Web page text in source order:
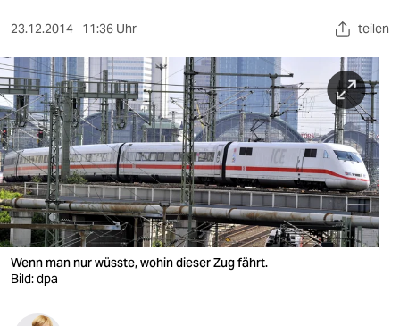
sport
berlin
nord
wahrheit
verlag
verlag
veranstaltungen
shop
23.12.2014 11:36 Uhr teilen
Wenn man nur wüsste, wohin dieser Zug fährt.
Bild: dpa